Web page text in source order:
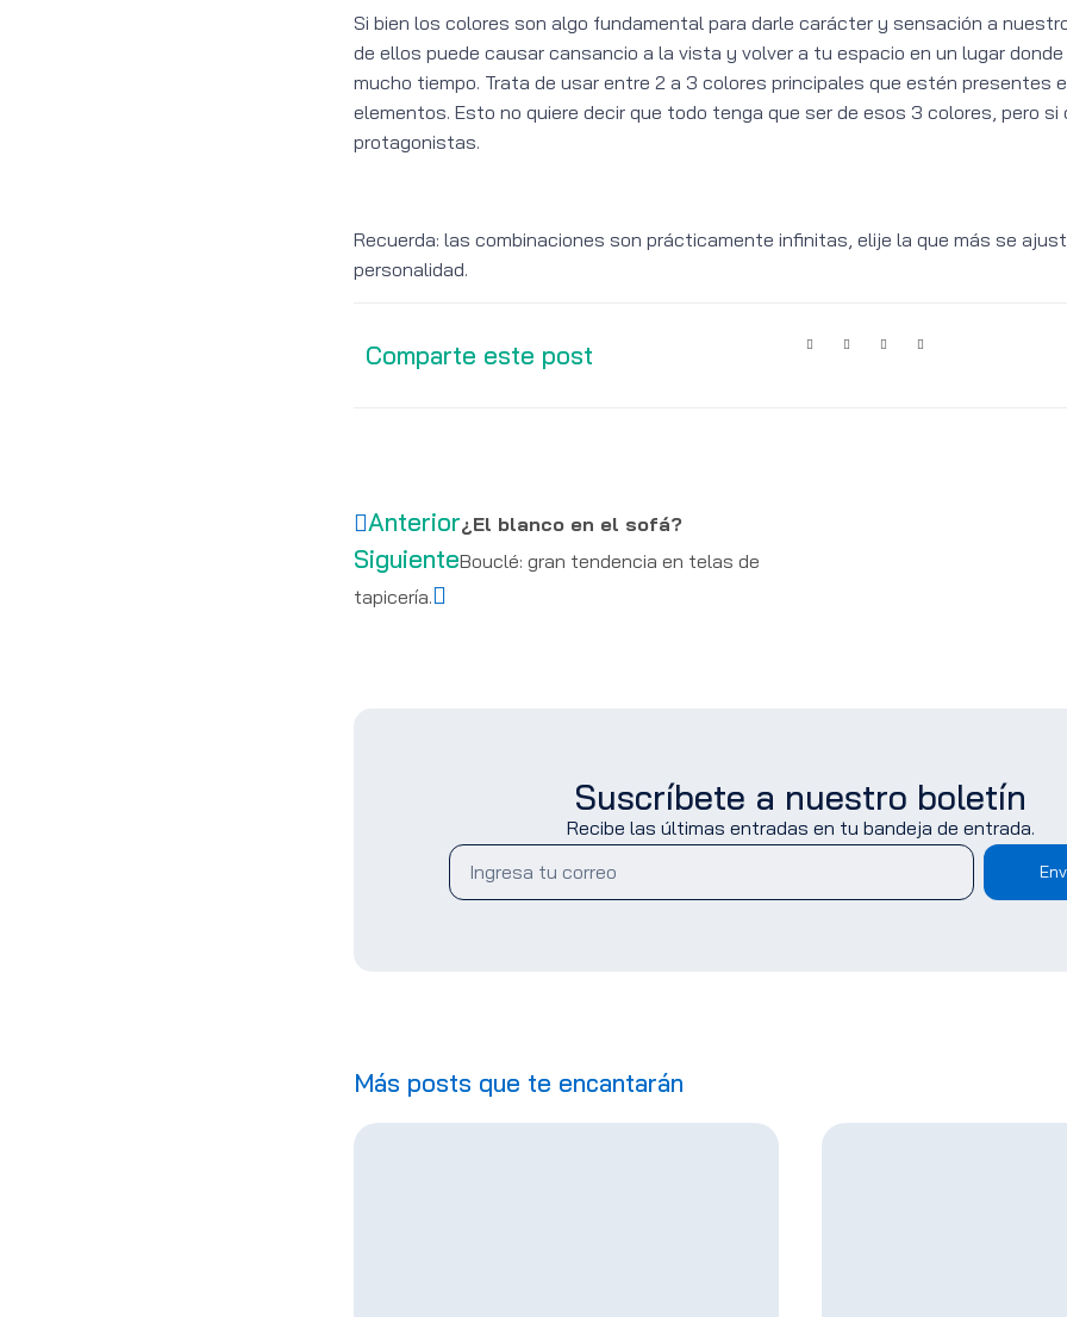
Si bien los colores son algo fundamental para darle carácter y sensación a
de ellos puede causar cansancio a la vista y volver a tu espacio en un lugar
mucho tiempo. Trata de usar entre 2 a 3 colores principales que estén presentes
elementos. Esto no quiere decir que todo tenga que ser de esos 3 colores, pero si
protagonistas.
Recuerda: las combinaciones son prácticamente infinitas, elije la que más se
personalidad.
Comparte este post
Anterior¿El blanco en el sofá?
SiguienteBouclé: gran tendencia en telas de
tapicería.
Suscríbete a nuestro boletín
Recibe las últimas entradas en tu bandeja de entrada.
Más posts que te encantarán